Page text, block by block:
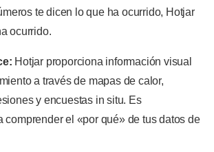
te dicen lo que ha ocurrido, Hotjar
ocurrido.
Hotjar proporciona información visual
a través de mapas de calor,
y encuestas in situ. Es
comprender el «por qué» de tus datos de